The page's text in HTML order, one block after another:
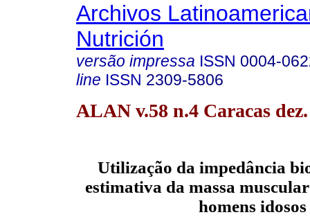
Archivos
Nutrición
versão impressa ISSN 0004-
line ISSN 2309-5806
ALAN v.58 n.4 Caracas
Utilização da impedância
estimativa da massa
homens idosos